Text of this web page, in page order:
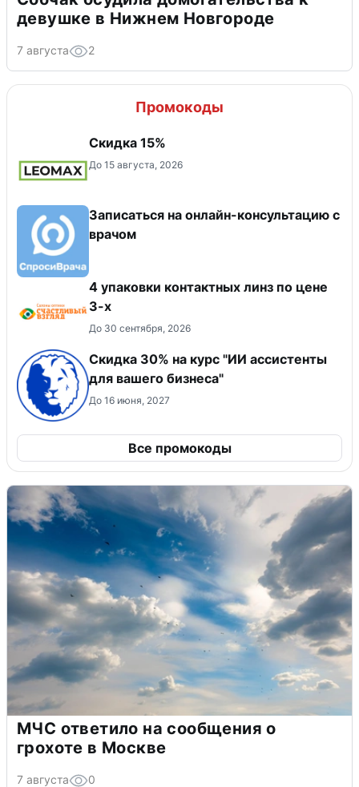
девушке в Нижнем Новгороде
7 августа 2
Промокоды
Скидка 15%
До 15 августа, 2026
Записаться на онлайн-консультацию с
врачом
4 упаковки контактных линз по цене
3-х
До 30 сентября, 2026
Скидка 30% на курс "ИИ ассистенты
для вашего бизнеса"
До 16 июня, 2027
Все промокоды
МЧС ответило на сообщения о
грохоте в Москве
7 августа 0